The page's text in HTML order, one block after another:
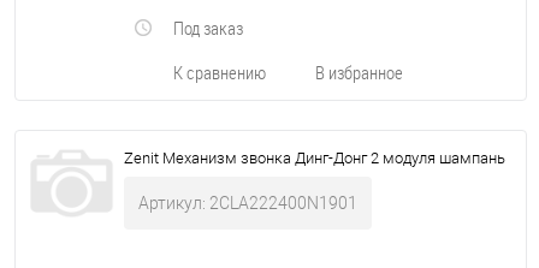
К сравнению В избранное
Под заказ
Zenit Механизм звонка Динг-Донг 2 модуля шампань
Артикул: 2CLA222400N1901